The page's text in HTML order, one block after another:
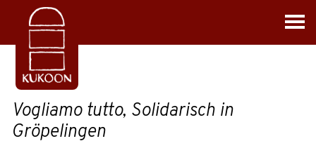
Vogliamo tutto, Solidarisch in
Gröpelingen